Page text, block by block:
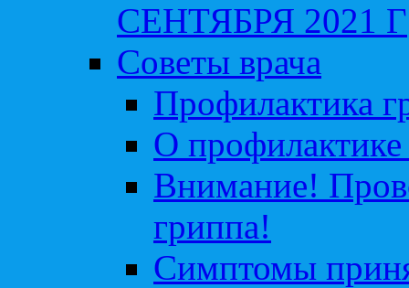
СЕНТЯБРЯ 2021 Г
Советы врача
Профилактика
О профилактике
Внимание!
гриппа!
Симптомы